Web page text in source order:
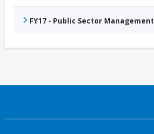
FY17 - Public Sector Management